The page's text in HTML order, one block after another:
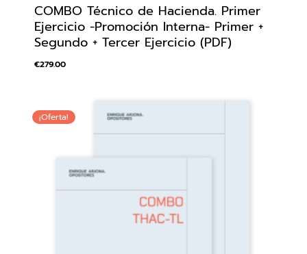
COMBO Técnico de Hacienda. Primer
Ejercicio -Promoción Interna- Primer +
Segundo + Tercer Ejercicio (PDF)
€279.00
¡Oferta!